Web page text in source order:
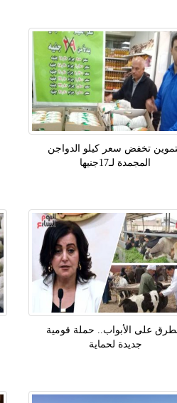
تخفض سعر كيلو الدواجن
المجمدة لـ17جنيها
على الأبواب.. حملة قومية
جديدة لحماية